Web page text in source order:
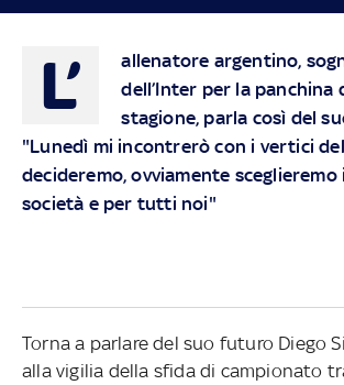
L’
allenatore argentino,
dell’Inter per la panchina
stagione, parla così del
"Lunedì mi incontrerò con i vertici
decideremo, ovviamente sceglieremo
società e per tutti noi"
Torna a parlare del suo futuro Diego
alla vigilia della sfida di campionato